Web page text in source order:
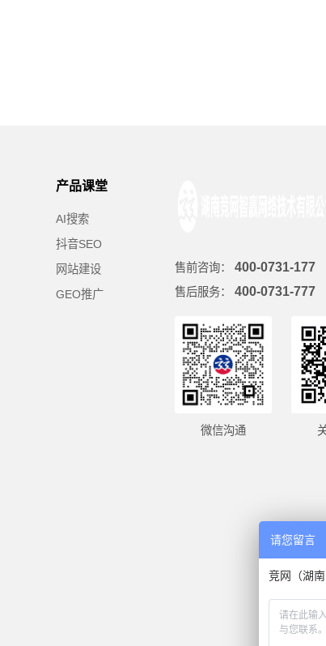
售前咨询： 400-0731-177
售后服务： 400-0731-777
微信沟通
产品课堂
AI搜索
抖音SEO
网站建设
GEO推广
请您留言
竞网（湖南